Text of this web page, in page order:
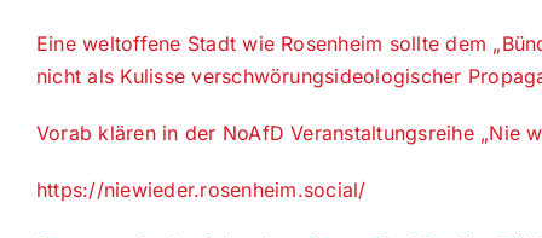
Eine weltoffene Stadt wie Rosenheim sollte dem
nicht als Kulisse verschwörungsideologischer
Vorab klären in der NoAfD Veranstaltungsreihe „Nie
https://niewieder.rosenheim.social/